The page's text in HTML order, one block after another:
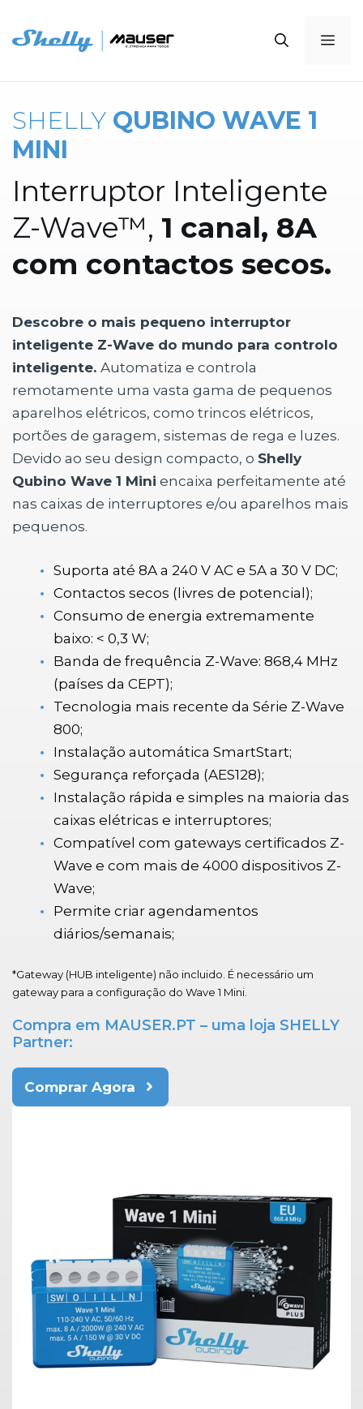
para
conteúdo
SHELLY QUBINO WAVE 1
MINI
Interruptor Inteligente
Z-Wave™, 1 canal, 8A
com contactos secos.
Descobre o mais pequeno interruptor
inteligente Z-Wave do mundo para controlo
inteligente. Automatiza e controla
remotamente uma vasta gama de pequenos
aparelhos elétricos, como trincos elétricos,
portões de garagem, sistemas de rega e luzes.
Devido ao seu design compacto, o Shelly
Qubino Wave 1 Mini encaixa perfeitamente até
nas caixas de interruptores e/ou aparelhos mais
pequenos.
Suporta até 8A a 240 V AC e 5A a 30 V DC;
Contactos secos (livres de potencial);
Consumo de energia extremamente
baixo: < 0,3 W;
Banda de frequência Z-Wave: 868,4 MHz
(países da CEPT);
Tecnologia mais recente da Série Z-Wave
800;
Instalação automática SmartStart;
Segurança reforçada (AES128);
Instalação rápida e simples na maioria das
caixas elétricas e interruptores;
Compatível com gateways certificados Z-
Wave e com mais de 4000 dispositivos Z-
Wave;
Permite criar agendamentos
diários/semanais;
*Gateway (HUB inteligente) não incluido. É necessário um
gateway para a configuração do Wave 1 Mini.
Compra em MAUSER.PT – uma loja SHELLY
Partner:
Comprar Agora